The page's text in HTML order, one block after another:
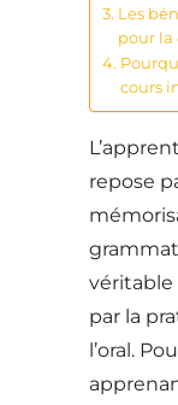
Les
pour la
cours
repose
véritable
par la
l’oral.